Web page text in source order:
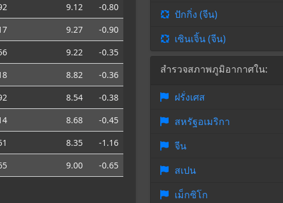
9.12
-0.80
9.27
-0.90
9.22
-0.35
8.82
-0.36
8.54
-0.38
8.68
-0.45
8.35
-1.16
9.00 -0.65
ปักกิ่ง (จีน)
เซินเจิ้น (จีน)
สำรวจสภาพภูมิอากาศใน:
ฝรั่งเศส
สหรัฐอเมริกา
จีน
สเปน
เม็กซิโก